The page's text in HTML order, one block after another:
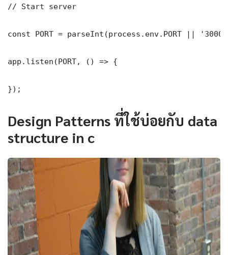
// Start server
const PORT = parseInt(process.env.PORT ||
app.listen(PORT, () => {
});
Design Patterns ที่ใช้บ่อยกับ data
structure in c